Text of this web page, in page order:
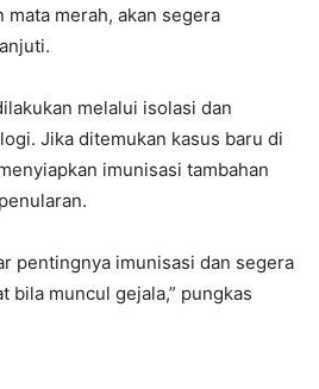
mata merah, akan segera
melalui isolasi dan
Jika ditemukan kasus baru di
imunisasi tambahan
pentingnya imunisasi dan segera
bila muncul gejala,” pungkas